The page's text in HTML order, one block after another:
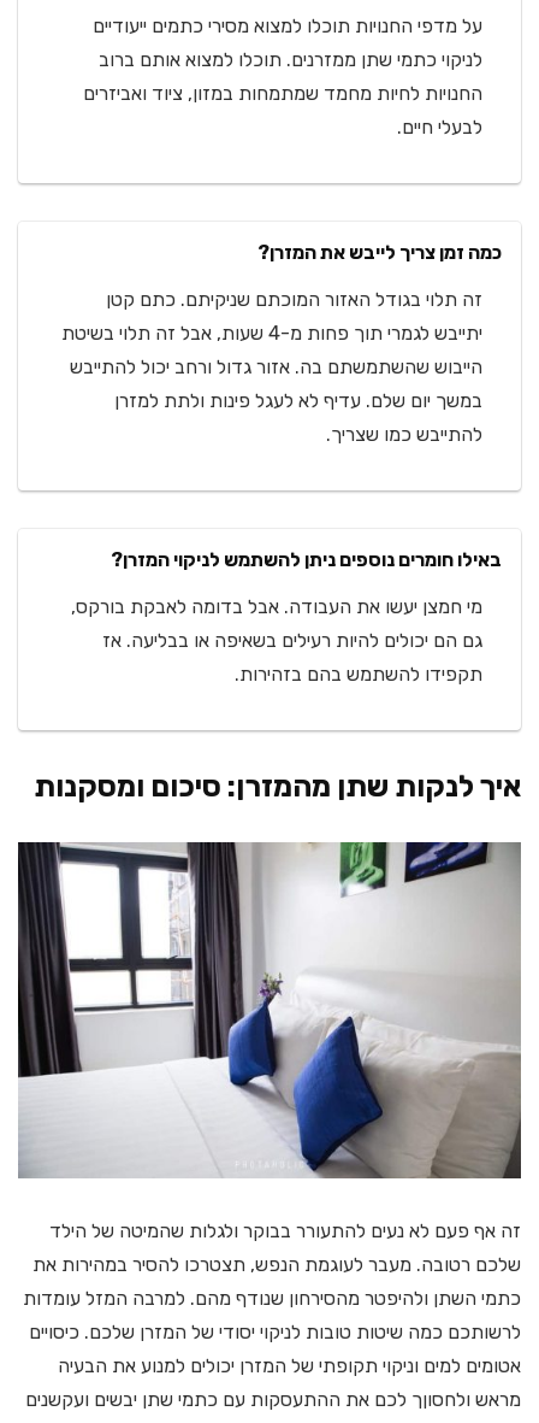
על מדפי החנויות תוכלו למצוא מסירי כתמים ייעודיים
לניקוי כתמי שתן ממזרנים. תוכלו למצוא אותם ברוב
החנויות לחיות מחמד שמתמחות במזון, ציוד ואביזרים
לבעלי חיים.
כמה זמן צריך לייבש את המזרן?
זה תלוי בגודל האזור המוכתם שניקיתם. כתם קטן
יתייבש לגמרי תוך פחות מ-4 שעות, אבל זה תלוי בשיטת
הייבוש שהשתמשתם בה. אזור גדול ורחב יכול להתייבש
במשך יום שלם. עדיף לא לעגל פינות ולתת למזרן
להתייבש כמו שצריך.
באילו חומרים נוספים ניתן להשתמש לניקוי המזרן?
מי חמצן יעשו את העבודה. אבל בדומה לאבקת בורקס,
גם הם יכולים להיות רעילים בשאיפה או בבליעה. אז
תקפידו להשתמש בהם בזהירות.
איך לנקות שתן מהמזרן: סיכום ומסקנות
זה אף פעם לא נעים להתעורר בבוקר ולגלות שהמיטה של הילד
שלכם רטובה. מעבר לעוגמת הנפש, תצטרכו להסיר במהירות את
כתמי השתן ולהיפטר מהסירחון שנודף מהם. למרבה המזל עומדות
לרשותכם כמה שיטות טובות לניקוי יסודי של המזרן שלכם. כיסויים
אטומים למים וניקוי תקופתי של המזרן יכולים למנוע את הבעיה
מראש ולחסוןך לכם את ההתעסקות עם כתמי שתן יבשים ועקשנים